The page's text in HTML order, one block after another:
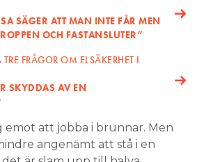
SÄGER ATT MAN INTE FÅR MEN
OCH FASTANSLUTER”
TRE FRÅGOR OM ELSÄKERHET I
SKYDDAS AV EN
emot att jobba i brunnar. Men
angenämt att stå i en